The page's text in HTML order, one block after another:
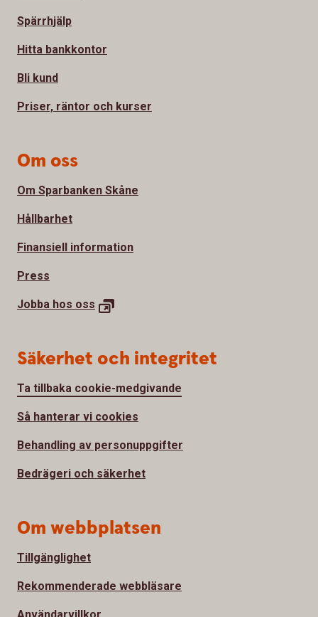
Spärrhjälp
Hitta bankkontor
Bli kund
Priser, räntor och kurser
Om oss
Om Sparbanken Skåne
Hållbarhet
Finansiell information
Press
Jobba hos oss
Säkerhet och integritet
Ta tillbaka cookie-medgivande
Så hanterar vi cookies
Behandling av personuppgifter
Bedrägeri och säkerhet
Om webbplatsen
Tillgänglighet
Rekommenderade webbläsare
Användarvillkor